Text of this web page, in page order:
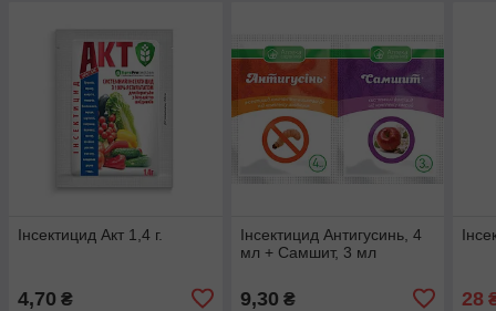
Інсектицид Акт 1,4 г.
4,70 ₴
Інсектицид Антигусинь, 4
мл + Самшит, 3 мл
9,30 ₴ 28